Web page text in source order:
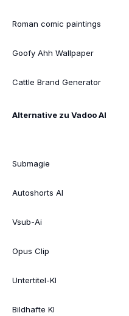
Roman comic paintings
Goofy Ahh Wallpaper
Cattle Brand Generator
Alternative zu Vadoo AI
Submagie
Autoshorts AI
Vsub-Ai
Opus Clip
Untertitel-KI
Bildhafte KI